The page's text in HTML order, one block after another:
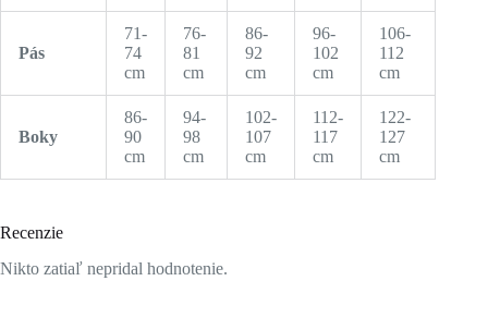
Pás
71-
74
cm
76-
81
cm
86-
92
cm
96-
102
cm
106-
112
cm
Boky
86-
90
cm
94-
98
cm
102-
107
cm
112-
117
cm
122-
127
cm
Recenzie
Nikto zatiaľ nepridal hodnotenie.